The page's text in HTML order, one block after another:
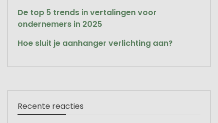
De top 5 trends in vertalingen voor
ondernemers in 2025
Hoe sluit je aanhanger verlichting aan?
Recente reacties